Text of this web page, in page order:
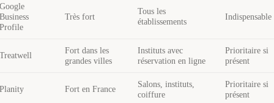
Google
Business
Profile
Très fort
Tous les
établissements
Indispensable
Treatwell
Fort dans les
grandes villes
Instituts avec
réservation en ligne
Prioritaire si
présent
Planity Fort en France
Salons, instituts,
coiffure
Prioritaire si
présent